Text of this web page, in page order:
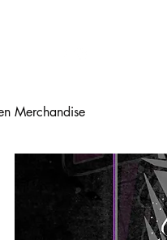
Merchandise